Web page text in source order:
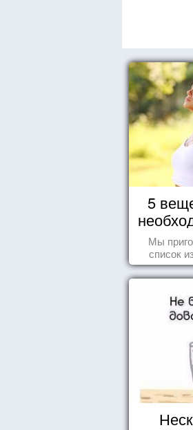
5
Мы
список
вещей,